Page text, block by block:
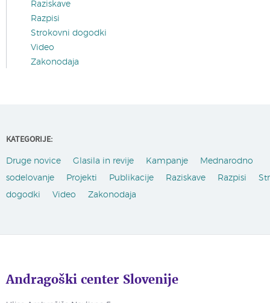
Raziskave
Razpisi
Strokovni dogodki
Video
Zakonodaja
KATEGORIJE:
Druge novice Glasila in revije Kampanje
Mednarodno
sodelovanje
Projekti Publikacije Raziskave Razpisi
dogodki
Video Zakonodaja
Andragoški center Slovenije